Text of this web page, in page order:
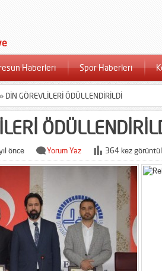
Haberleri Spor Haberleri
» DİN GÖREVLİLERİ ÖDÜLLENDİRİLDİ
önce Yorum Yaz 364 kez